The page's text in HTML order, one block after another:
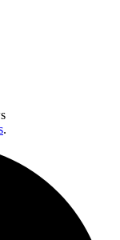
.